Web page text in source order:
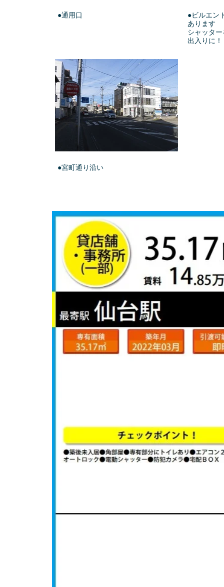
●通用口
●ビルエン
あります
シャッタ
出入りに！
●宮町通り沿い